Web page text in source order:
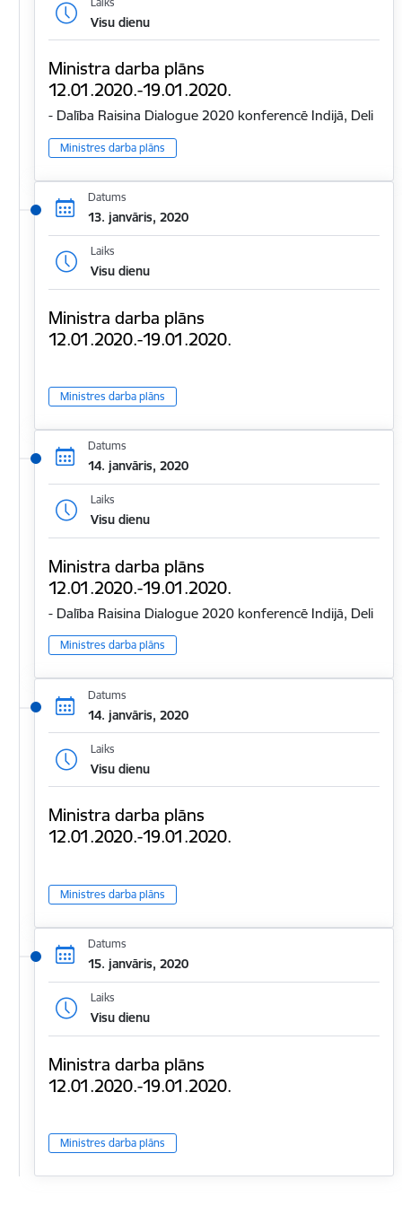
Visu dienu
Ministra darba plāns
12.01.2020.-19.01.2020.
- Dalība Raisina Dialogue 2020 konferencē Indijā, Deli
Ministres darba plāns
Datums
13. janvāris, 2020
Laiks
Visu dienu
Ministra darba plāns
12.01.2020.-19.01.2020.
Ministres darba plāns
Datums
14. janvāris, 2020
Laiks
Visu dienu
Ministra darba plāns
12.01.2020.-19.01.2020.
- Dalība Raisina Dialogue 2020 konferencē Indijā, Deli
Ministres darba plāns
Datums
14. janvāris, 2020
Laiks
Visu dienu
Ministra darba plāns
12.01.2020.-19.01.2020.
Ministres darba plāns
Datums
15. janvāris, 2020
Laiks
Visu dienu
Ministra darba plāns
12.01.2020.-19.01.2020.
Ministres darba plāns